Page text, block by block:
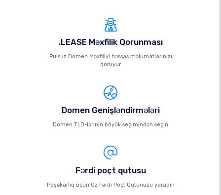
.LEASE Məxfilik Qorunması
Pulsuz Domen Məxfiliyi həssas məlumatlarınızı
qoruyur
Domen Genişləndirmələri
Domen TLD-lərinin böyük seçimindən seçin
Fərdi poçt qutusu
Peşəkarlıq üçün Öz Fərdi Poçt Qutunuzu yaradın